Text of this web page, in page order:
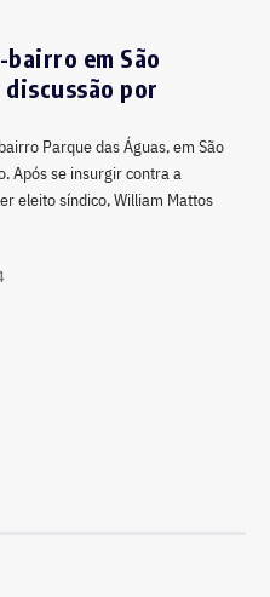
em São
por
Parque das Águas, em São
Após se insurgir contra a
eleito síndico, William Mattos